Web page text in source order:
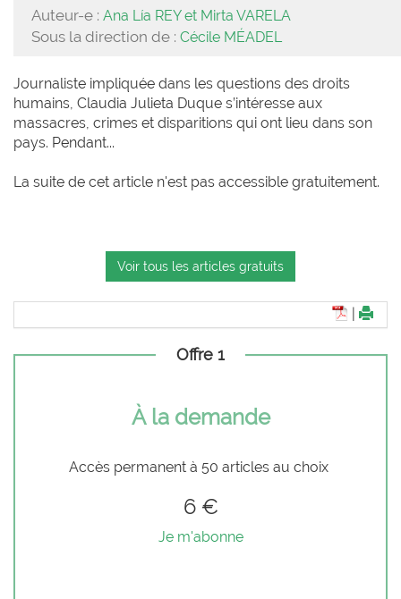
Auteur-e : Ana Lía REY et Mirta VARELA
Sous la direction de : Cécile MÉADEL
Journaliste impliquée dans les questions des droits
humains, Claudia Julieta Duque s’intéresse aux
massacres, crimes et disparitions qui ont lieu dans son
pays. Pendant...
La suite de cet article n'est pas accessible gratuitement.
Voir tous les articles gratuits
Offre 1
À la demande
Accès permanent à 50 articles au choix
6 €
Je m'abonne